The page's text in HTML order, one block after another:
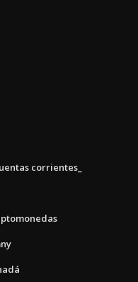
corrientes_